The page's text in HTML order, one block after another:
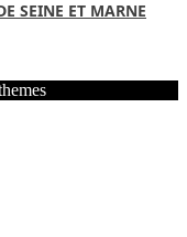
SEINE ET MARNE